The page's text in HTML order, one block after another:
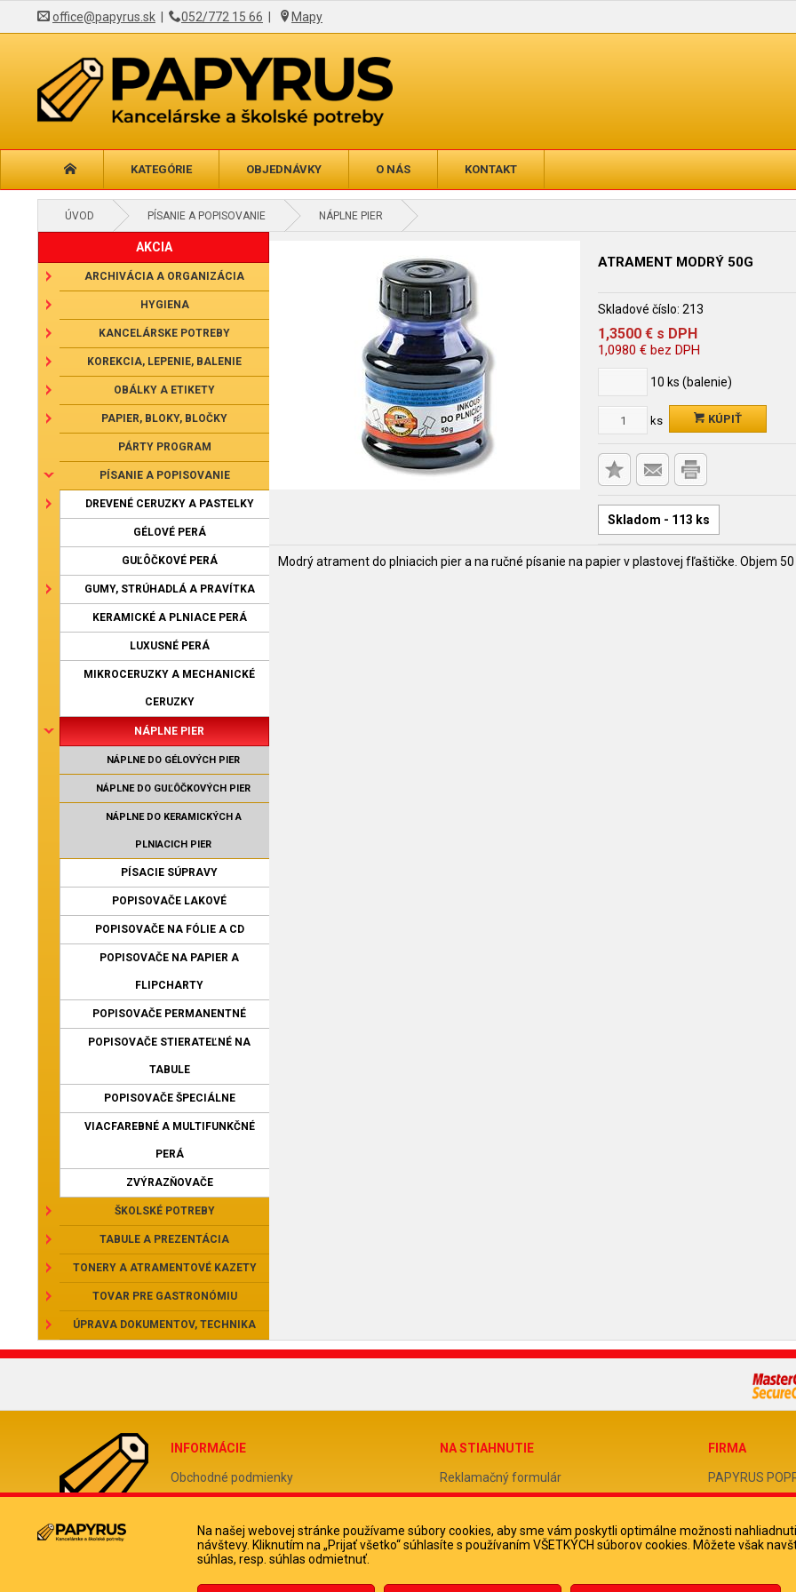
office@papyrus.sk 052/772 15 66 Mapy
KATEGÓRIE OBJEDNÁVKY O NÁS KONTAKT
ÚVOD PÍSANIE A POPISOVANIE NÁPLNE PIER
AKCIA
ARCHIVÁCIA A ORGANIZÁCIA
HYGIENA
KANCELÁRSKE POTREBY
KOREKCIA, LEPENIE, BALENIE
OBÁLKY A ETIKETY
PAPIER, BLOKY, BLOČKY
PÁRTY PROGRAM
PÍSANIE A POPISOVANIE
DREVENÉ CERUZKY A PASTELKY
GÉLOVÉ PERÁ
GUĽÔČKOVÉ PERÁ
GUMY, STRÚHADLÁ A PRAVÍTKA
KERAMICKÉ A PLNIACE PERÁ
LUXUSNÉ PERÁ
MIKROCERUZKY A MECHANICKÉ
CERUZKY
NÁPLNE PIER
NÁPLNE DO GÉLOVÝCH PIER
NÁPLNE DO GUĽÔČKOVÝCH PIER
NÁPLNE DO KERAMICKÝCH A
PLNIACICH PIER
PÍSACIE SÚPRAVY
POPISOVAČE LAKOVÉ
POPISOVAČE NA FÓLIE A CD
POPISOVAČE NA PAPIER A
FLIPCHARTY
POPISOVAČE PERMANENTNÉ
POPISOVAČE STIERATEĽNÉ NA
TABULE
POPISOVAČE ŠPECIÁLNE
VIACFAREBNÉ A MULTIFUNKČNÉ
PERÁ
ZVÝRAZŇOVAČE
ŠKOLSKÉ POTREBY
TABULE A PREZENTÁCIA
TONERY A ATRAMENTOVÉ KAZETY
TOVAR PRE GASTRONÓMIU
ÚPRAVA DOKUMENTOV, TECHNIKA
ATRAMENT MODRÝ 50G
Skladové číslo: 213
1,3500 € s DPH
1,0980 € bez DPH
10 ks (balenie)
ks KÚPIŤ
Skladom - 113 ks
Modrý atrament do plniacich pier a na ručné písanie na papier v plastovej fľaštičke. Objem
INFORMÁCIE
Obchodné podmienky
Odstúpiť od zmluvy tu
Doprava a platba kuriérom
Ochrana osobných údajov
NA STIAHNUTIE
Reklamačný formulár
Poučenie o odstúpení od zmluvy
FIRMA
PAPYRUS
DIČ
Na našej webovej stránke používame súbory cookies, aby sme vám poskytli optimálne možnosti
návštevy. Kliknutím na „Prijať všetko“ súhlasíte s používaním VŠETKÝCH súborov cookies. Môžete však
súhlas, resp. súhlas odmietnuť.